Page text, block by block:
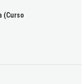
(Curso